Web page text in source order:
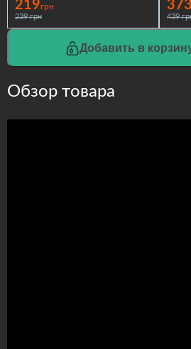
219грн
239 грн
373
439
Добавить в
Обзор товара